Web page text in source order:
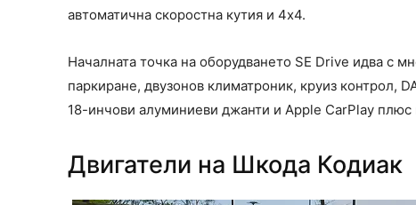
автоматична скоростна кутия и 4х4.
Началната точка на оборудването SE Drive идва с
паркиране, двузонов климатроник, круиз контрол,
18-инчови алуминиеви джанти и Apple CarPlay плюс
Двигатели на Шкода Кодиак